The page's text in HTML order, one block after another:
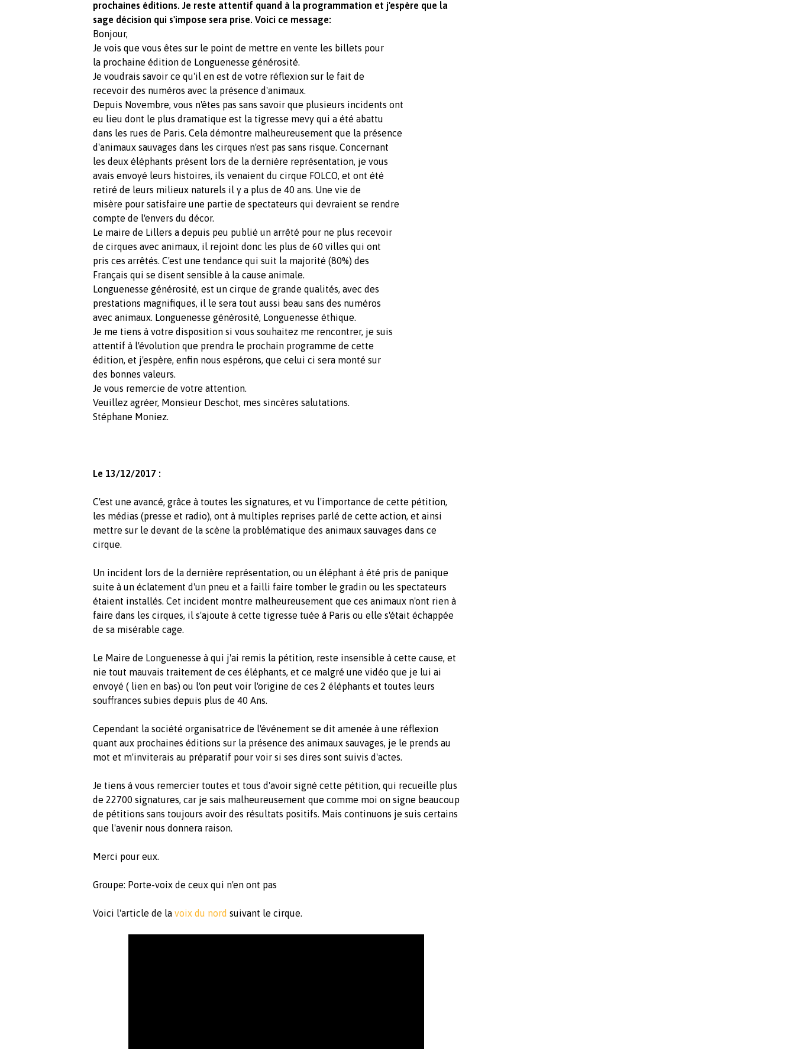
prochaines éditions. Je reste attentif quand à la programmation et j'espère que la
sage décision qui s'impose sera prise. Voici ce message:
Bonjour,
Je vois que vous êtes sur le point de mettre en vente les billets pour
la prochaine édition de Longuenesse générosité.
Je voudrais savoir ce qu'il en est de votre réflexion sur le fait de
recevoir des numéros avec la présence d'animaux.
Depuis Novembre, vous n'êtes pas sans savoir que plusieurs incidents ont
eu lieu dont le plus dramatique est la tigresse mevy qui a été abattu
dans les rues de Paris. Cela démontre malheureusement que la présence
d'animaux sauvages dans les cirques n'est pas sans risque. Concernant
les deux éléphants présent lors de la dernière représentation, je vous
avais envoyé leurs histoires, ils venaient du cirque FOLCO, et ont été
retiré de leurs milieux naturels il y a plus de 40 ans. Une vie de
misère pour satisfaire une partie de spectateurs qui devraient se rendre
compte de l'envers du décor.
Le maire de Lillers a depuis peu publié un arrêté pour ne plus recevoir
de cirques avec animaux, il rejoint donc les plus de 60 villes qui ont
pris ces arrêtés. C'est une tendance qui suit la majorité (80%) des
Français qui se disent sensible à la cause animale.
Longuenesse générosité, est un cirque de grande qualités, avec des
prestations magnifiques, il le sera tout aussi beau sans des numéros
avec animaux. Longuenesse générosité, Longuenesse éthique.
Je me tiens à votre disposition si vous souhaitez me rencontrer, je suis
attentif à l'évolution que prendra le prochain programme de cette
édition, et j'espère, enfin nous espérons, que celui ci sera monté sur
des bonnes valeurs.
Je vous remercie de votre attention.
Veuillez agréer, Monsieur Deschot, mes sincères salutations.
Stéphane Moniez.
Le 13/12/2017 :
C'est une avancé, grâce à toutes les signatures, et vu l'importance de cette pétition,
les médias (presse et radio), ont à multiples reprises parlé de cette action, et ainsi
mettre sur le devant de la scène la problématique des animaux sauvages dans ce
cirque.
Un incident lors de la dernière représentation, ou un éléphant à été pris de panique
suite à un éclatement d'un pneu et a failli faire tomber le gradin ou les spectateurs
étaient installés. Cet incident montre malheureusement que ces animaux n'ont rien à
faire dans les cirques, il s'ajoute à cette tigresse tuée à Paris ou elle s'était échappée
de sa misérable cage.
Le Maire de Longuenesse à qui j'ai remis la pétition, reste insensible à cette cause, et
nie tout mauvais traitement de ces éléphants, et ce malgré une vidéo que je lui ai
envoyé ( lien en bas) ou l'on peut voir l'origine de ces 2 éléphants et toutes leurs
souffrances subies depuis plus de 40 Ans.
Cependant la société organisatrice de l'événement se dit amenée à une réflexion
quant aux prochaines éditions sur la présence des animaux sauvages, je le prends au
mot et m'inviterais au préparatif pour voir si ses dires sont suivis d'actes.
Je tiens à vous remercier toutes et tous d'avoir signé cette pétition, qui recueille plus
de 22700 signatures, car je sais malheureusement que comme moi on signe beaucoup
de pétitions sans toujours avoir des résultats positifs. Mais continuons je suis certains
que l'avenir nous donnera raison.
Merci pour eux.
Groupe: Porte-voix de ceux qui n'en ont pas
Voici l'article de la voix du nord suivant le cirque.